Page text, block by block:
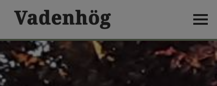
HEM
LOPPIS